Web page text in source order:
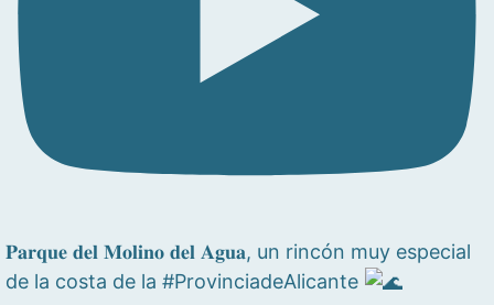
𝐏𝐚𝐫𝐪𝐮𝐞 𝐝𝐞𝐥 𝐌𝐨𝐥𝐢𝐧𝐨 𝐝𝐞𝐥 𝐀𝐠𝐮𝐚, un rincón muy especial
de la costa de la #ProvinciadeAlicante